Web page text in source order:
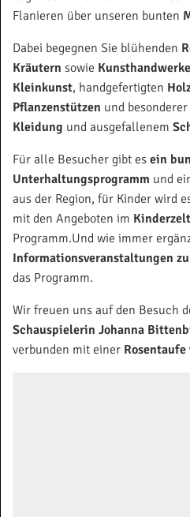
Flanieren über unseren bunten
Dabei begegnen Sie blühenden
Kräutern sowie
Kleinkunst, handgefertigten
Pflanzenstützen und besonderer
Kleidung und ausgefallenem
Für alle Besucher gibt es ein
Unterhaltungsprogramm und
aus der Region, für Kinder wird
mit den Angeboten im Kinderzelt
Programm.Und wie immer
Informationsveranstaltungen
das Programm.
Wir freuen uns auf den Besuch
Schauspielerin Johanna
verbunden mit einer